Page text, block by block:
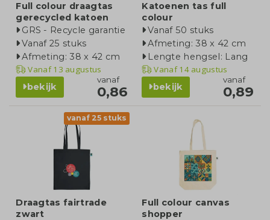
Full colour draagtas
gerecycled katoen
GRS - Recycle garantie
Vanaf 25 stuks
Afmeting: 38 x 42 cm
Vanaf13 augustus
bekijk
vanaf
0,86
Katoenen tas full
colour
Vanaf 50 stuks
Afmeting: 38 x 42 cm
Lengte hengsel: Lang
Vanaf14 augustus
bekijk
vanaf
0,89
vanaf 25 stuks
Draagtas fairtrade
zwart
Full colour canvas
shopper